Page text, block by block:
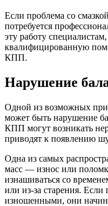
Если проблема со
потребуется
эту работу
квалифицированную
КПП.
Нарушение
Одной из возможных
может быть нарушение
КПП могут возникать
приводят к появлению
Одна из самых
масс — износ или
изнашиваться со
или из-за старения.
изношенными, они